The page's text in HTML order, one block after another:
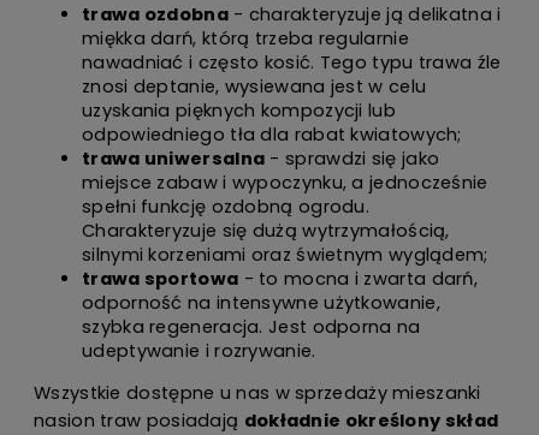
trawa ozdobna- charakteryzuje ją delikatna i
miękka darń, którą trzeba regularnie
nawadniać i często kosić. Tego typu trawa źle
znosi deptanie, wysiewana jest w celu
uzyskania pięknych kompozycji lub
odpowiedniego tła dla rabat kwiatowych;
trawa uniwersalna - sprawdzi się jako
miejsce zabaw i wypoczynku, a jednocześnie
spełni funkcję ozdobną ogrodu.
Charakteryzuje się dużą wytrzymałością,
silnymi korzeniami oraz świetnym wyglądem;
trawa sportowa - to mocna i zwarta darń,
odporność na intensywne użytkowanie,
szybka regeneracja. Jest odporna na
udeptywanie i rozrywanie.
Wszystkie dostępne u nas w sprzedaży mieszanki
nasion traw posiadają dokładnie określony skład